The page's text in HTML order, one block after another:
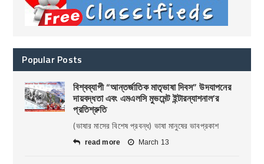
Popular Posts
বিশ্বব্যাপী “আন্তর্জাতিক মাতৃভাষা দিবস” উদযাপনের
দায়বদ্ধতা এবং এমএলসি মুভমেন্ট ইন্টারন্যাশনাল’র
প্রতিশ্রুতি
(ভাষার মাসের বিশেষ প্রবন্ধ) ভাষা মানুষের ভাবপ্রকাশ
read more March 13